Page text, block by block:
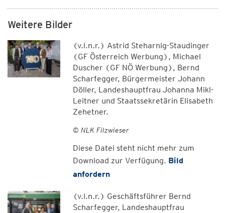
Weitere Bilder
(v.l.n.r.) Astrid Steharnig-Staudinger
(GF Österreich Werbung), Michael
Duscher (GF NÖ Werbung), Bernd
Scharfegger, Bürgermeister Johann
Döller, Landeshauptfrau Johanna Mikl-
Leitner und Staatssekretärin Elisabeth
Zehetner.
© NLK Filzwieser
Diese Datei steht nicht mehr zum
Download zur Verfügung. Bild
anfordern
(v.l.n.r.) Geschäftsführer Bernd
Scharfegger, Landeshauptfrau